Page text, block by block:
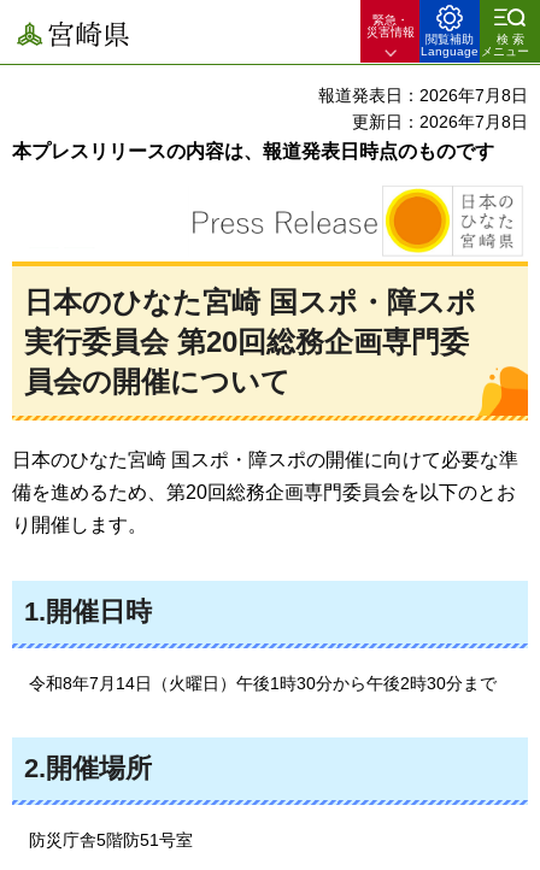
宮崎県
緊急・
災害情報
閲覧補助
Language
検索
メニュー
報道発表日：2026年7月8日
更新日：2026年7月8日
本プレスリリースの内容は、報道発表日時点のものです
日本のひなた宮崎 国スポ・障スポ
実行委員会 第20回総務企画専門委
員会の開催について
日本のひなた宮崎 国スポ・障スポの開催に向けて必要な準
備を進めるため、第20回総務企画専門委員会を以下のとお
り開催します。
1.開催日時
令和8年7 月14日（火曜日）午後1時30分から午後2時30分まで
2.開催場所
防災庁舎5階防51号室